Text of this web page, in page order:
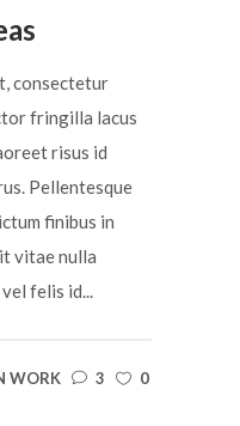
consectetur
fringilla lacus
risus id
Pellentesque
finibus in
vitae nulla
felis id...
WORK 3
0